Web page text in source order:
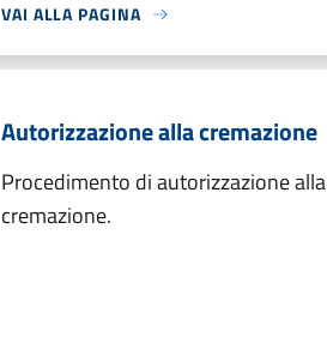
VAI ALLA PAGINA
Autorizzazione alla cremazione
Procedimento di autorizzazione alla
cremazione.